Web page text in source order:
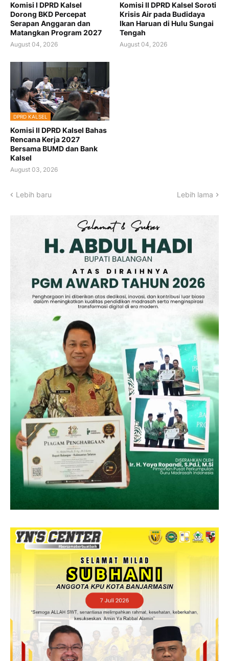
Komisi I DPRD Kalsel
Dorong BKD Percepat
Serapan Anggaran dan
Matangkan Program 2027
August 04, 2026
Komisi II DPRD Kalsel Soroti
Krisis Air pada Budidaya
Ikan Haruan di Hulu Sungai
Tengah
August 04, 2026
DPRD KALSEL
Komisi II DPRD Kalsel Bahas
Rencana Kerja 2027
Bersama BUMD dan Bank
Kalsel
August 03, 2026
Lebih baru Lebih lama